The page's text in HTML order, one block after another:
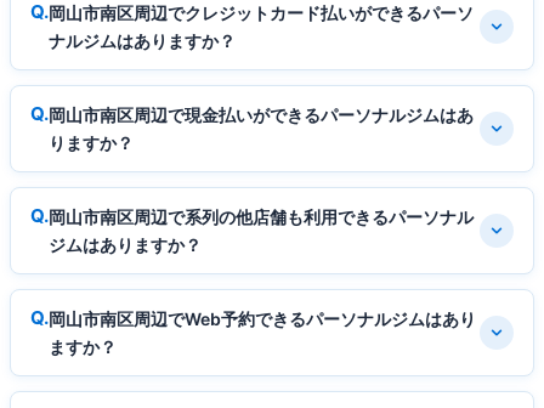
岡山市南区周辺でクレジットカード払いができるパーソ
ナルジムはありますか？
岡山市南区周辺で現金払いができるパーソナルジムはあ
りますか？
岡山市南区周辺で系列の他店舗も利用できるパーソナル
ジムはありますか？
岡山市南区周辺でWeb予約できるパーソナルジムはあり
ますか？